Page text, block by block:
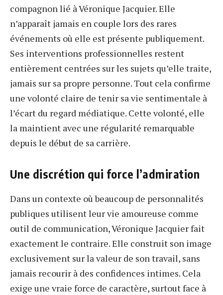
compagnon lié à Véronique Jacquier. Elle
n’apparaît jamais en couple lors des rares
événements où elle est présente publiquement.
Ses interventions professionnelles restent
entièrement centrées sur les sujets qu’elle traite,
jamais sur sa propre personne. Tout cela confirme
une volonté claire de tenir sa vie sentimentale à
l’écart du regard médiatique. Cette volonté, elle
la maintient avec une régularité remarquable
depuis le début de sa carrière.
Une discrétion qui force l’admiration
Dans un contexte où beaucoup de personnalités
publiques utilisent leur vie amoureuse comme
outil de communication, Véronique Jacquier fait
exactement le contraire. Elle construit son image
exclusivement sur la valeur de son travail, sans
jamais recourir à des confidences intimes. Cela
exige une vraie force de caractère, surtout face à